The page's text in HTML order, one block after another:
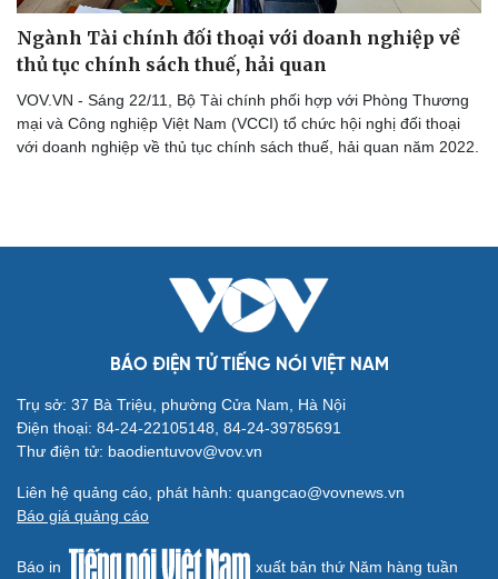
Ngành Tài chính đối thoại với doanh nghiệp về
thủ tục chính sách thuế, hải quan
VOV.VN - Sáng 22/11, Bộ Tài chính phối hợp với Phòng Thương
mại và Công nghiệp Việt Nam (VCCI) tổ chức hội nghị đối thoại
với doanh nghiệp về thủ tục chính sách thuế, hải quan năm 2022.
BÁO ĐIỆN TỬ TIẾNG NÓI VIỆT NAM
Trụ sở: 37 Bà Triệu, phường Cửa Nam, Hà Nội
Điện thoại: 84-24-22105148, 84-24-39785691
Thư điện tử: baodientuvov@vov.vn
Liên hệ quảng cáo, phát hành: quangcao@vovnews.vn
Báo giá quảng cáo
Báo in xuất bản thứ Năm hàng tuần